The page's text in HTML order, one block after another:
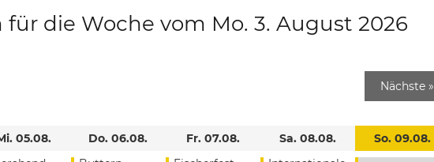
die Woche vom Mo. 3. August 2026
Nächste »
05.08.
Do. 06.08.
Fr. 07.08.
Sa. 08.08.
So. 09.08.